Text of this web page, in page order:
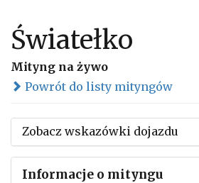
Światełko
Mityng na żywo
Powrót do listy mityngów
Zobacz wskazówki dojazdu
Informacje o mityngu